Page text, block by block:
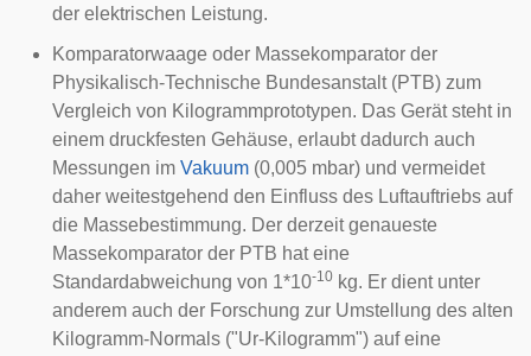
der elektrischen Leistung.
Komparatorwaage oder Massekomparator der
Physikalisch-Technische Bundesanstalt (PTB) zum
Vergleich von Kilogrammprototypen. Das Gerät steht in
einem druckfesten Gehäuse, erlaubt dadurch auch
Messungen im Vakuum (0,005 mbar) und vermeidet
daher weitestgehend den Einfluss des Luftauftriebs auf
die Massebestimmung. Der derzeit genaueste
Massekomparator der PTB hat eine
Standardabweichung von 1*10-10 kg. Er dient unter
anderem auch der Forschung zur Umstellung des alten
Kilogramm-Normals ("Ur-Kilogramm") auf eine